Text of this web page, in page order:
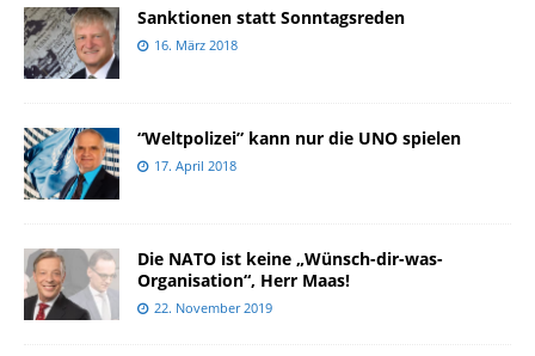
Sanktionen statt Sonntagsreden
16. März 2018
“Weltpolizei” kann nur die UNO spielen
17. April 2018
Die NATO ist keine „Wünsch-dir-was-
Organisation“, Herr Maas!
22. November 2019